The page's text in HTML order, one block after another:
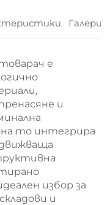
Галерия
е
и
то интегрира
избор за
и